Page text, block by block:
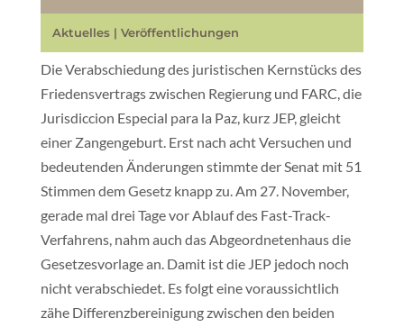
Aktuelles| Veröffentlichungen
Die Verabschiedung des juristischen Kernstücks des
Friedensvertrags zwischen Regierung und FARC, die
Jurisdiccion Especial para la Paz, kurz JEP, gleicht
einer Zangengeburt. Erst nach acht Versuchen und
bedeutenden Änderungen stimmte der Senat mit 51
Stimmen dem Gesetz knapp zu. Am 27. November,
gerade mal drei Tage vor Ablauf des Fast-Track-
Verfahrens, nahm auch das Abgeordnetenhaus die
Gesetzesvorlage an. Damit ist die JEP jedoch noch
nicht verabschiedet. Es folgt eine voraussichtlich
zähe Differenzbereinigung zwischen den beiden